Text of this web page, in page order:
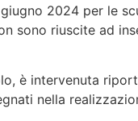
2024 per le
sono riuscite ad
è intervenuta
nella